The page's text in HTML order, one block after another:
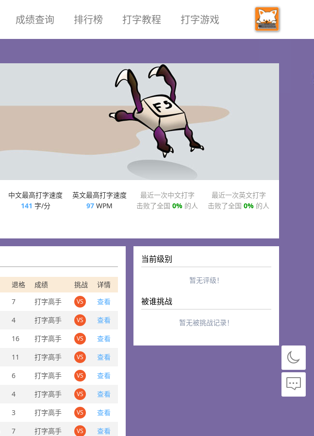
成绩查询 排行榜 打字教程 打字游戏
中文最高打字速度
141 字/分
英文最高打字速度
97 WPM
最近一次中文打字
击败了全国 0% 的人
最近一次英文打字
击败了全国 0% 的人
退格 成绩 挑战
详情
7 打字高手 VS
查看
4 打字高手 VS
查看
16 打字高手 VS
查看
11 打字高手 VS
查看
6 打字高手 VS
查看
4 打字高手 VS
查看
3 打字高手 VS
查看
7 打字高手 VS 查看
当前级别
暂无评级！
被谁挑战
暂无被挑战记录！